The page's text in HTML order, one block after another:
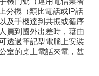
分機（類比電話或IP話
及手機達到共振或循序
員到國外出差時，藉由
透過筆記型電腦上安裝
室的桌上電話來電，甚